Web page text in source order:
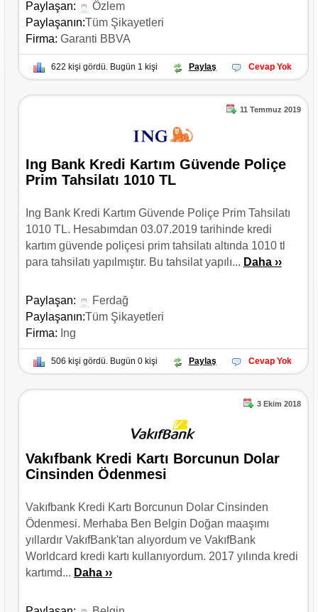
Paylaşan:
Özlem
Paylaşanın:Tüm Şikayetleri
Firma: Garanti BBVA
622 kişi gördü. Bugün 1 kişi Paylaş Cevap Yok
11 Temmuz 2019
Ing Bank Kredi Kartım Güvende Poliçe
Prim Tahsilatı 1010 TL
Ing Bank Kredi Kartım Güvende Poliçe Prim Tahsilatı
1010 TL. Hesabımdan 03.07.2019 tarihinde kredi
kartım güvende poliçesi prim tahsilatı altında 1010 tl
para tahsilatı yapılmıştır. Bu tahsilat yapılı... Daha ››
Paylaşan:
Ferdağ
Paylaşanın:Tüm Şikayetleri
Firma: Ing
506 kişi gördü. Bugün 0 kişi Paylaş Cevap Yok
3 Ekim 2018
Vakıfbank Kredi Kartı Borcunun Dolar
Cinsinden Ödenmesi
Vakıfbank Kredi Kartı Borcunun Dolar Cinsinden
Ödenmesi. Merhaba Ben Belgin Doğan maaşımı
yıllardır VakıfBank'tan alıyordum ve VakıfBank
Worldcard kredi kartı kullanıyordum. 2017 yılında kredi
kartımd... Daha ››